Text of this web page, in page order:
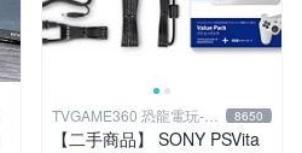
TVGAME360 恐龍電玩-台
中店
8650
【二手商品】 SONY PSVita